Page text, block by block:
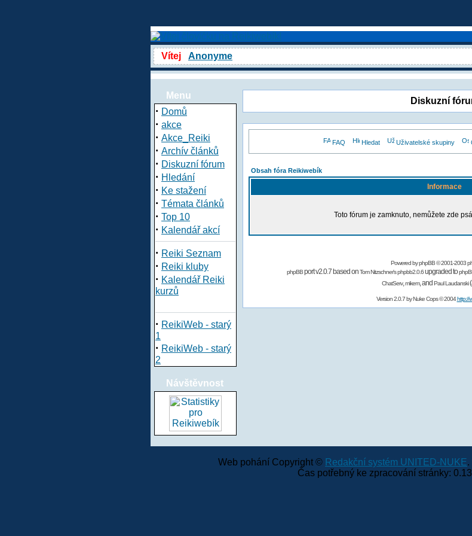
Vítej Anonyme
Menu
· Domů
· akce
· Akce_Reiki
· Archív článků
· Diskuzní fórum
· Hledání
· Ke stažení
· Témata článků
· Top 10
· Kalendář akcí
· Reiki Seznam
· Reiki kluby
· Kalendář Reiki
kurzů
· ReikiWeb - starý
1
· ReikiWeb - starý
2
Návštěvnost
Diskuzní
FAQ Hledat Uživatelské skupiny
Obsah fóra Reikiwebík
Informace
Toto fórum je zamknuto, nemůžete zde
Powered byphpBB© 2001-2003
phpBBport v2.0.7 based onTom Nitzschner'sphpbb2.0.6upgraded to
ChatServ,mikem,and Paul Laudanski
Version 2.0.7 byNuke Cops© 2004http://
Web pohání Copyright © Redakční systém UNITED-NUKE.
Čas potřebný ke zpracování stránky: